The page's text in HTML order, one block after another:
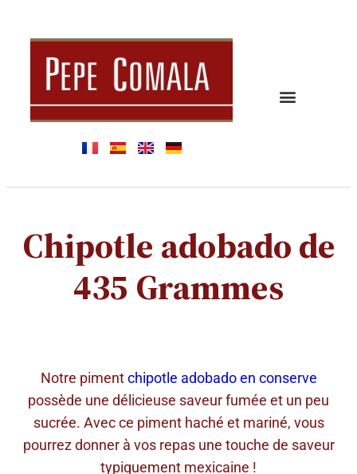
Chipotle adobado de
435 Grammes
Notre pimentchipotle adobado en conserve
possède une délicieuse saveur fumée et un peu
sucrée. Avec ce piment haché et mariné, vous
pourrez donner à vos repas une touche de saveur
typiquement mexicaine !